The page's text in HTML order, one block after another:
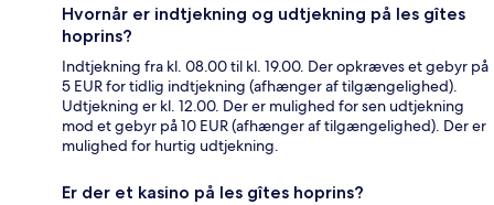
Hvornår er indtjekning og udtjekning på les gîtes
hoprins?
Indtjekning fra kl. 08.00 til kl. 19.00. Der opkræves et gebyr på
5 EUR for tidlig indtjekning (afhænger af tilgængelighed).
Udtjekning er kl. 12.00. Der er mulighed for sen udtjekning
mod et gebyr på 10 EUR (afhænger af tilgængelighed). Der er
mulighed for hurtig udtjekning.
Er der et kasino på les gîtes hoprins?